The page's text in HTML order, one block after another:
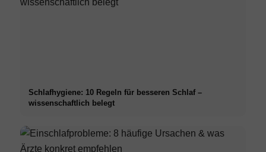
Schlafhygiene: 10 Regeln für besseren Schlaf –
wissenschaftlich belegt